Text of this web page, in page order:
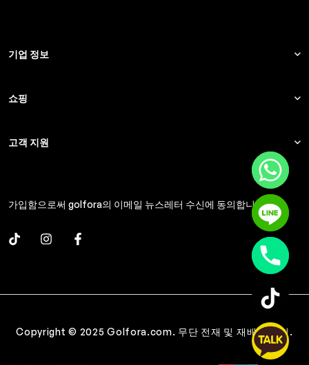
기업 정보
쇼핑
고객 지원
가입함으로써 golfora의 이메일 뉴스레터 수신에 동의합니다.
Copyright © 2025 Golfora.com. 무단 전재 및 재배포 금지.